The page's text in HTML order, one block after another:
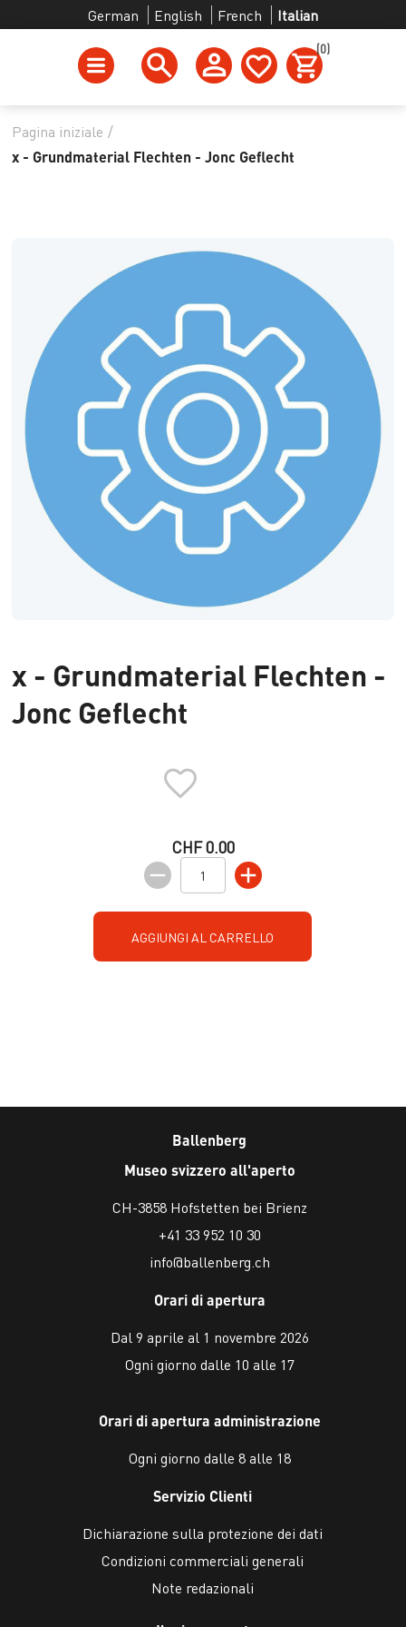
German English French Italian
(0)
Pagina iniziale /
x - Grundmaterial Flechten - Jonc Geflecht
x - Grundmaterial Flechten -
Jonc Geflecht
CHF 0.00
AGGIUNGI AL CARRELLO
Ballenberg
Museo svizzero all'aperto
CH-3858 Hofstetten bei Brienz
+41 33 952 10 30
info@ballenberg.ch
Orari di apertura
Dal 9 aprile al 1 novembre 2026
Ogni giorno dalle 10 alle 17
Orari di apertura administrazione
Ogni giorno dalle 8 alle 18
Servizio Clienti
Dichiarazione sulla protezione dei dati
Condizioni commerciali generali
Note redazionali